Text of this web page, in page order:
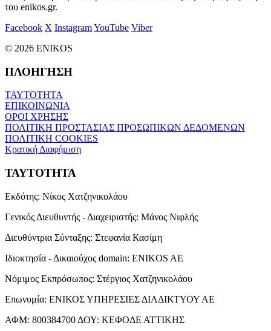
του enikos.gr.
Facebook X InstagramYouTube Viber
© 2026 ENIKOS
ΠΛΟΗΓΗΣΗ
ΤΑΥΤΟΤΗΤΑ
ΕΠΙΚΟΙΝΩΝΙΑ
ΟΡΟΙ ΧΡΗΣΗΣ
ΠΟΛΙΤΙΚΗ ΠΡΟΣΤΑΣΙΑΣ ΠΡΟΣΩΠΙΚΩΝ ΔΕΔΟΜΕΝΩΝ
ΠΟΛΙΤΙΚΗ COOKIES
Κρατική Διαφήμιση
ΤΑΥΤΟΤΗΤΑ
Εκδότης: Νίκος Χατζηνικολάου
Γενικός Διευθυντής - Διαχειριστής: Μάνος Νιφλής
Διευθύντρια Σύνταξης: Στεφανία Κασίμη
Ιδιοκτησία - Δικαιούχος domain: ENIKOS AE
Νόμιμος Εκπρόσωπος: Στέργιος Χατζηνικολάου
Επωνυμία: ΕΝΙΚΟΣ ΥΠΗΡΕΣΙΕΣ ΔΙΑΔΙΚΤΥΟΥ ΑΕ
ΑΦΜ: 800384700 ΔΟΥ: ΚΕΦΟΔΕ ΑΤΤΙΚΗΣ